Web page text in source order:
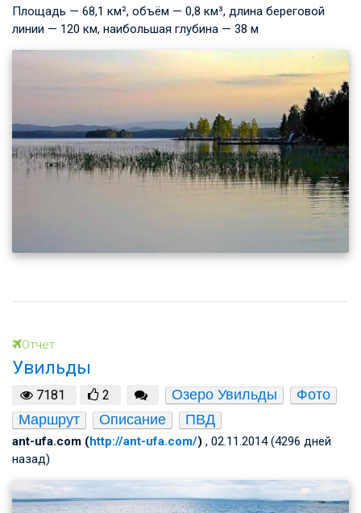
Площадь — 68,1 км², объём — 0,8 км³, длина береговой
линии — 120 км, наибольшая глубина — 38 м
Отчет
Увильды
7181 2 Озеро Увильды
Фото
Маршрут
Описание ПВД
ant-ufa.com (http://ant-ufa.com/) , 02.11.2014 (4296 дней
назад)